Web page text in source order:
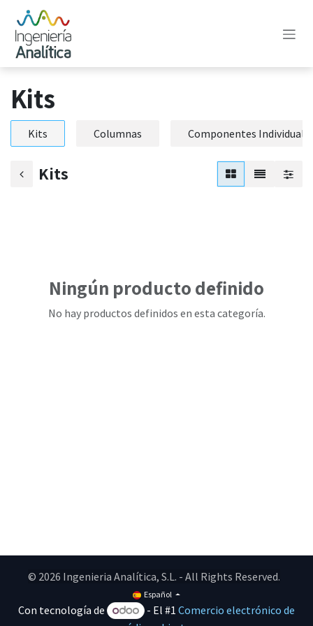
Ir al contenido
Kits
Kits Columnas Componentes
Kits
Ningún producto definido
No hay productos definidos en esta categoría.
© 2026 Ingenieria Analítica, S.L. - All Rights Reserved.
Español
Con tecnología de - El #1Comercio electrónico de